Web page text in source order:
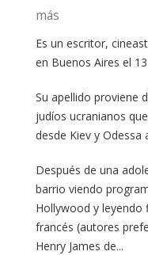
más
Es un escritor,
en Buenos Aires el
Su apellido proviene
judíos ucranianos
desde Kiev y Odessa
Después de una
barrio viendo
Hollywood y leyendo
francés (autores
Henry James de...